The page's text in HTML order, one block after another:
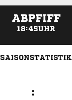
ABPFIFF
18:45UHR
ANZEIGE
SAISONSTATISTIK
: